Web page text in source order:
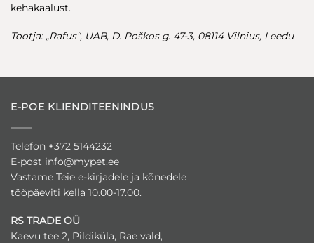
kehakaalust.
Tootja: „Rafus“, UAB, D. Poškos g. 47-3, 08114 Vilnius, Leedu
E-POE KLIENDITEENINDUS
Telefon +372 5144232
E-post info@mypet.ee
Vastame Teie e-kirjadele ja kõnedele
tööpäeviti kella 10.00-17.00.
RS TRADE OÜ
Kaevu tee 2, Pildiküla, Rae vald,